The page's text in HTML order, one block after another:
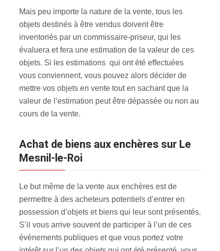
Mais peu importe la nature de la vente, tous les
objets destinés à être vendus doivent être
inventoriés par un commissaire-priseur, qui les
évaluera et fera une estimation de la valeur de ces
objets. Si les estimations qui ont été effectuées
vous conviennent, vous pouvez alors décider de
mettre vos objets en vente tout en sachant que la
valeur de l’estimation peut être dépassée ou non au
cours de la vente.
Achat de biens aux enchères sur Le
Mesnil-le-Roi
Le but même de la vente aux enchères est de
permettre à des acheteurs potentiels d’entrer en
possession d’objets et biens qui leur sont présentés.
S’il vous arrive souvent de participer à l’un de ces
évènements publiques et que vous portez votre